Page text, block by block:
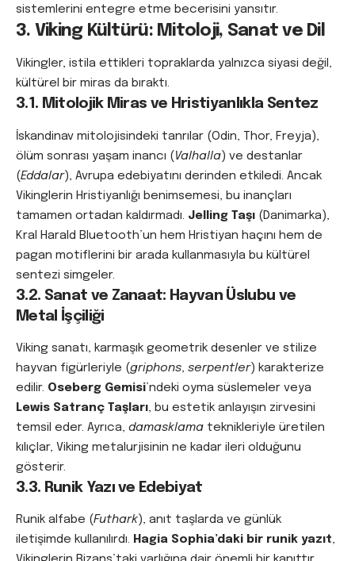
sistemlerini entegre etme becerisini yansıtır.
3. Viking Kültürü: Mitoloji, Sanat ve Dil
Vikingler, istila ettikleri topraklarda yalnızca siyasi değil,
kültürel bir miras da bıraktı.
3.1. Mitolojik Miras ve Hristiyanlıkla Sentez
İskandinav mitolojisindeki tanrılar (Odin, Thor, Freyja),
ölüm sonrası yaşam inancı (Valhalla) ve destanlar
(Eddalar), Avrupa edebiyatını derinden etkiledi. Ancak
Vikinglerin Hristiyanlığı benimsemesi, bu inançları
tamamen ortadan kaldırmadı. Jelling Taşı (Danimarka),
Kral Harald Bluetooth’un hem Hristiyan haçını hem de
pagan motiflerini bir arada kullanmasıyla bu kültürel
sentezi simgeler.
3.2. Sanat ve Zanaat: Hayvan Üslubu ve
Metal İşçiliği
Viking sanatı, karmaşık geometrik desenler ve stilize
hayvan figürleriyle (griphons, serpentler) karakterize
edilir. Oseberg Gemisi’ndeki oyma süslemeler veya
Lewis Satranç Taşları, bu estetik anlayışın zirvesini
temsil eder. Ayrıca, damasklama teknikleriyle üretilen
kılıçlar, Viking metalurjisinin ne kadar ileri olduğunu
gösterir.
3.3. Runik Yazı ve Edebiyat
Runik alfabe (Futhark), anıt taşlarda ve günlük
iletişimde kullanılırdı. Hagia Sophia’daki bir runik yazıt,